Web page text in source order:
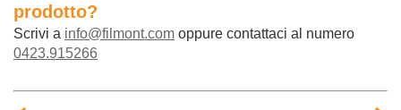
prodotto?
Scrivi a info@filmont.com oppure contattaci al numero
0423.915266